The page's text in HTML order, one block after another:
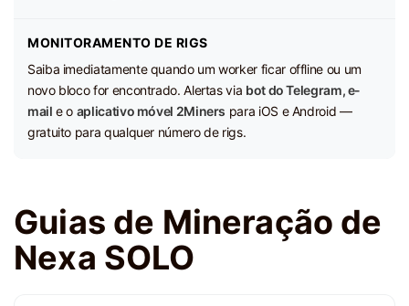
MONITORAMENTO DE RIGS
Saiba imediatamente quando um worker ficar offline ou um
novo bloco for encontrado. Alertas via bot do Telegram, e-
mail e o aplicativo móvel 2Miners para iOS e Android —
gratuito para qualquer número de rigs.
Guias de Mineração de
Nexa SOLO